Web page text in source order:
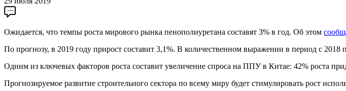
Ожидается, что темпы роста мирового рынка пенополиуретана составят 3% в год. Об этом
По прогнозу, в 2019 году прирост составит 3,1%. В количественном выражении в период с 2018
Одним из ключевых факторов роста составит увеличение спроса на ППУ в Китае: 42% роста
Прогнозируемое развитие строительного сектора по всему миру будет стимулировать рост